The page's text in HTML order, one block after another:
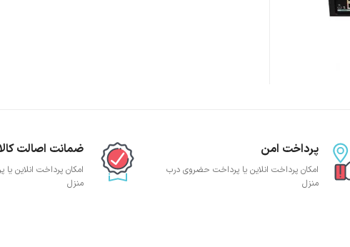
پرداخت امن
امکان پرداخت انلاین یا پرداخت حضروی درب
منزل
ضمانت اصالت کالا
امکان پرداخت انلاین
منزل